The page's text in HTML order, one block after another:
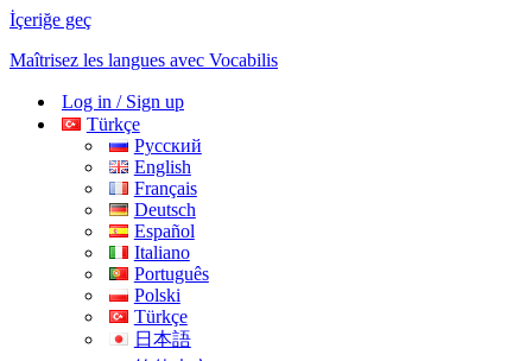
İçeriğe geç
Maîtrisez les langues avec Vocabilis
Log in / Sign up
Türkçe
Русский
English
Français
Deutsch
Español
Italiano
Português
Polski
Türkçe
日本語